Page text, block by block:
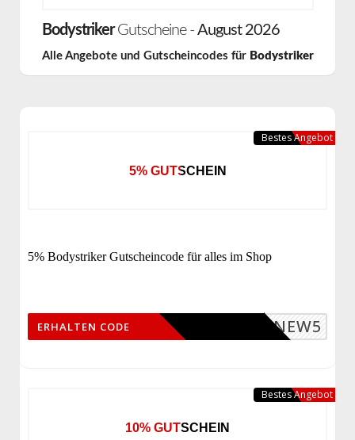
BodystrikerGutscheine - August 2026
Alle Angebote und Gutscheincodes für Bodystriker
5% GUTSCHEIN
5% Bodystriker Gutscheincode für alles im Shop
NEW5
ERHALTEN CODE
Bestes Angebot
10% GUTSCHEIN
Bestes Angebot